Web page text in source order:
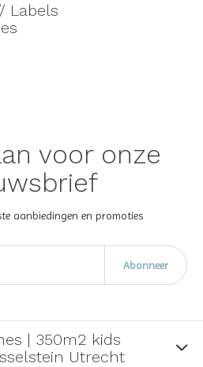
Labels
voor onze
aanbiedingen en promoties
Abonneer
| 350m2 kids
Utrecht